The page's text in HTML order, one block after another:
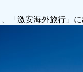
「激安海外旅行」